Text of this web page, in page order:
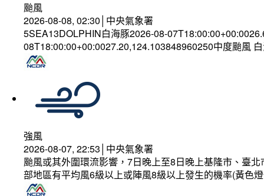
颱風
2026-08-08, 02:30│中央氣象署
5SEA13DOLPHIN白海豚2026-08-
08T18:00:00+00:0027.20,124.103848960250中度颱風
強風
2026-08-07, 22:53│中央氣象署
颱風或其外圍環流影響，7日晚上至8日晚上基隆市、臺
部地區有平均風6級以上或陣風8級以上發生的機率(黃色